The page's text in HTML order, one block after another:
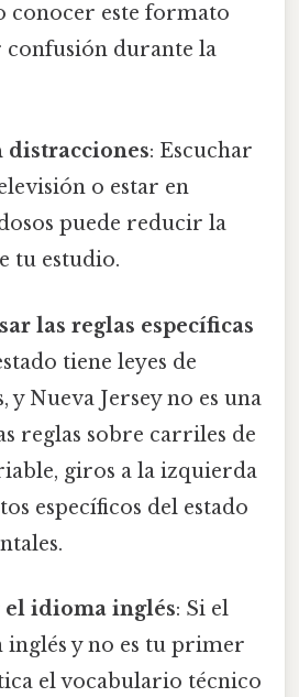
conocer este formato
confusión durante la
distracciones: Escuchar
o estar en
puede reducir la
tu estudio.
las reglas específicas
tiene leyes de
y Nueva Jersey no es una
reglas sobre carriles de
giros a la izquierda
específicos del estado
el idioma inglés: Si el
inglés y no es tu primer
el vocabulario técnico